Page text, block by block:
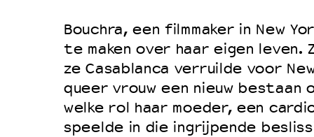
Bouchra, een filmmaker in New
te maken over haar eigen leven.
ze Casablanca verruilde voor
queer vrouw een nieuw bestaan
welke rol haar moeder, een
speelde in die ingrijpende